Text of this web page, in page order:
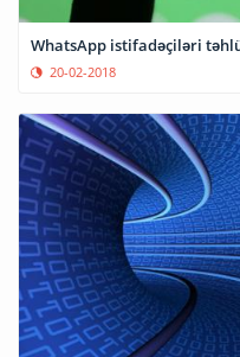
WhatsApp istifadəçiləri
20-02-2018